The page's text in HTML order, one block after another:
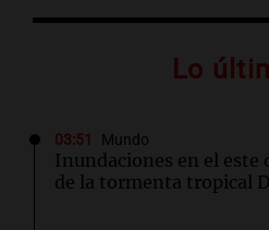
Lo
03:51 Mundo
Inundaciones en el este
de la tormenta tropical